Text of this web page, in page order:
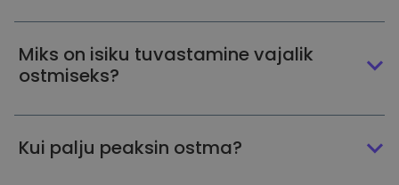
Miks on isiku tuvastamine vajalik
ostmiseks?
Kui palju peaksin ostma?